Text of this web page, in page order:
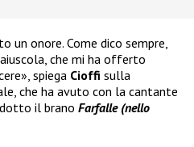
un onore. Come dico sempre,
che mi ha offerto
spiega Cioffi sulla
che ha avuto con la cantante
il brano Farfalle (nello